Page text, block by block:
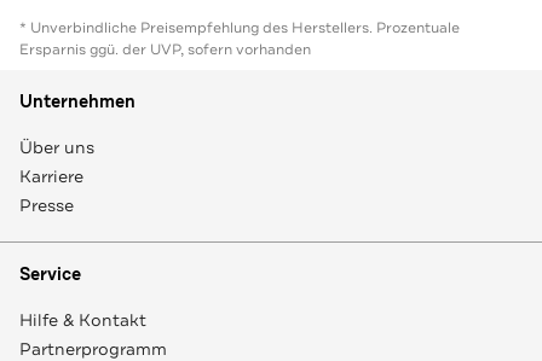
* Unverbindliche Preisempfehlung des Herstellers. Prozentuale
Ersparnis ggü. der UVP, sofern vorhanden
Unternehmen
Über uns
Karriere
Presse
Service
Hilfe & Kontakt
Partnerprogramm